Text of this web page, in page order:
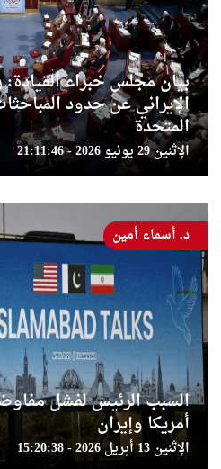
بيان مجلس خبراء
الإيراني عن حدود
المتحدة
الإثنين 29 يونيو 2026 - 21:11:46
السبب الرئيس لفشل
أمريكا وإيران
الإثنين 13 أبريل 2026 - 15:20:38
د. أسماء أمين